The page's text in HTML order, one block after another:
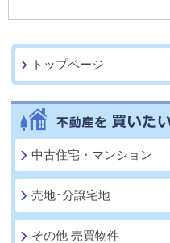
トップページ
中古住宅・マンション
売地･分譲宅地
その他 売買物件